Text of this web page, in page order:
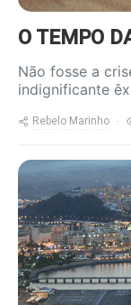
O TEMPO
Não fosse a
indignificante
Rebelo Marinho
https://
content/
800x600.jpg